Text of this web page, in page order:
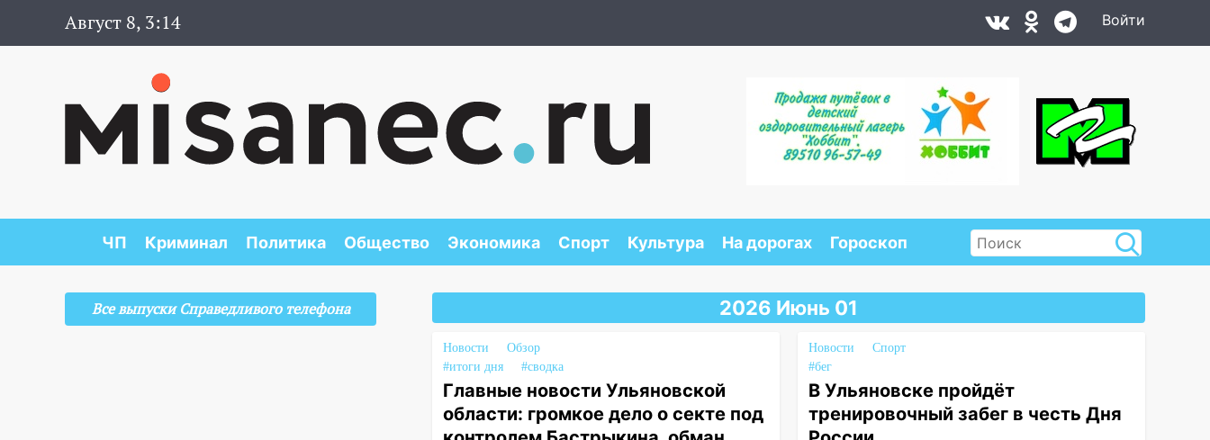
Август 8, 3:14 Войти
ЧП Криминал Политика Общество Экономика Спорт Культура На дорогах Гороскоп
2026 Июнь 01
Новости
Обзор
#итоги дня
#сводка
Главные новости Ульяновской
области: громкое дело о секте под
Новости
Спорт
#бег
В Ульяновске пройдёт
тренировочный забег в честь Дня
Все выпуски Справедливого телефона